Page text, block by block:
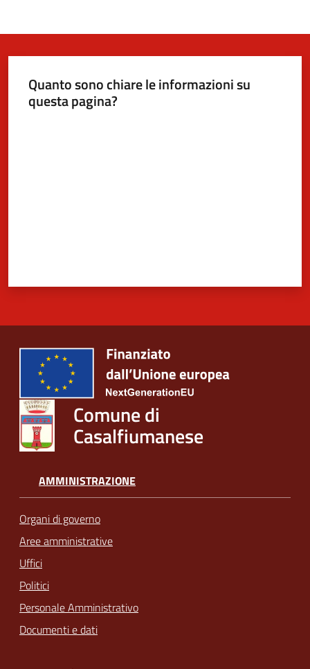
Quanto sono chiare le informazioni su
questa pagina?
Comune di
Casalfiumanese
AMMINISTRAZIONE
Organi di governo
Aree amministrative
Uffici
Politici
Personale Amministrativo
Documenti e dati